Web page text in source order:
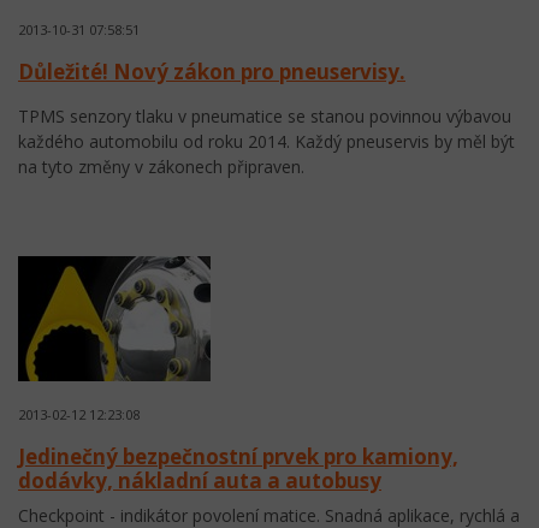
2013-10-31 07:58:51
Důležité! Nový zákon pro pneuservisy.
TPMS senzory tlaku v pneumatice se stanou povinnou výbavou
každého automobilu od roku 2014. Každý pneuservis by měl být
na tyto změny v zákonech připraven.
2013-02-12 12:23:08
Jedinečný bezpečnostní prvek pro kamiony,
dodávky, nákladní auta a autobusy
Checkpoint - indikátor povolení matice. Snadná aplikace, rychlá a